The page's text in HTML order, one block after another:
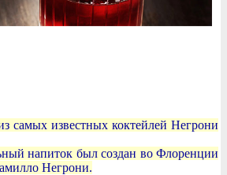
самых известных коктейлей Негрони
напиток был создан во Флоренции
Негрони.